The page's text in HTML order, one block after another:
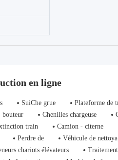
en ligne
SuiChe grue Plateforme de
bouteur Chenilles chargeuse
train
Camion - citerne
Perdre de Véhicule de
chariots élévateurs